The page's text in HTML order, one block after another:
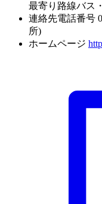
最寄り路線バス
連絡先電話番号
所)
ホームページ